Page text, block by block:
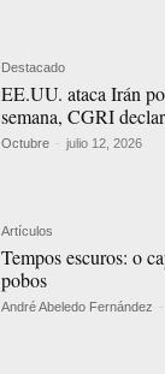
Destacado
EE.UU. ataca Irán
semana, CGRI
Octubre - julio 12, 2026
Artículos
Tempos escuros: o
pobos
André Abeledo Fernández -